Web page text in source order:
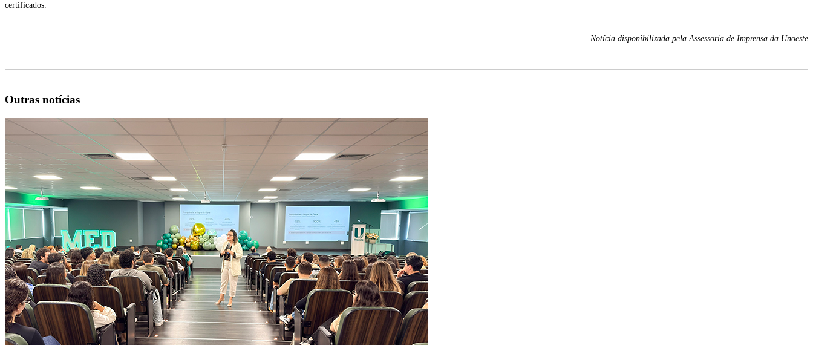
certificados.
Notícia disponibilizada pela Assessoria de Imprensa da Unoeste
Outras notícias